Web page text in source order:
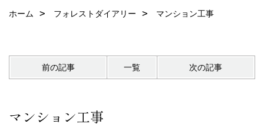
ホーム フォレストダイアリー マンション工事
前の記事 一覧 次の記事
マンション工事